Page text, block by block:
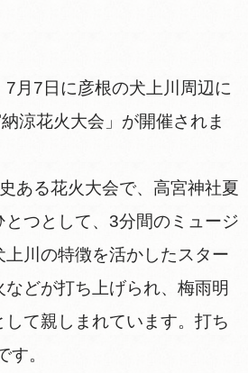
月7日に彦根の犬上川周辺に
涼花火大会」が開催されま
ある花火大会で、高宮神社夏
つとして、3分間のミュージ
上川の特徴を活かしたスター
どが打ち上げられ、梅雨明
て親しまれています。打ち
す。